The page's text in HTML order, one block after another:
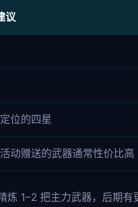
议
位的四星
动赠送的武器通常性价比高
1–2 把主力武器，后期有